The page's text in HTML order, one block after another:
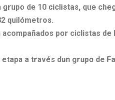
de 10 ciclistas, que
quilómetros.
por ciclistas
a través dun grupo de